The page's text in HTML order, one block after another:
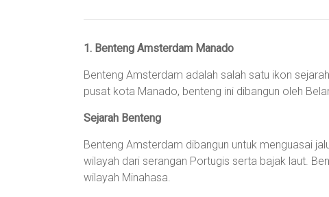
1. Benteng Amsterdam Manado
Benteng Amsterdam adalah salah satu ikon
pusat kota Manado, benteng ini dibangun oleh
Sejarah Benteng
Benteng Amsterdam dibangun untuk menguasai
wilayah dari serangan Portugis serta bajak laut.
wilayah Minahasa.